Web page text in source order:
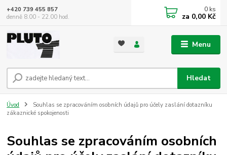
Menu
Hledat
+420 739 455 857
denně 8.00 - 22.00 hod.
0 ks
za 0,00 Kč
Úvod
Souhlas se zpracováním osobních údajů pro účely zaslání dotazníku
zákaznické spokojenosti
Souhlas se zpracováním osobních